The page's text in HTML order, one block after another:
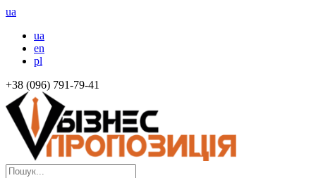
ua
ua
en
pl
+38 (096) 791-79-41